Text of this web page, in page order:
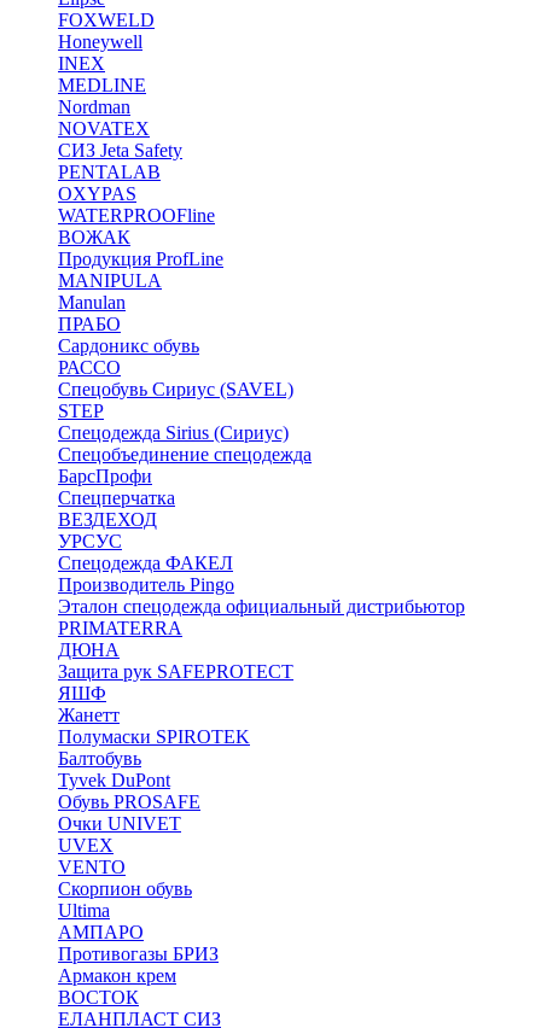
FOXWELD
Honeywell
INEX
MEDLINE
Nordman
NOVATEX
СИЗ Jeta Safety
PENTALAB
OXYPAS
WATERPROOFline
ВОЖАК
Продукция ProfLine
MANIPULA
Manulan
ПРАБО
Сардоникс обувь
РАССО
Спецобувь Сириус (SAVEL)
STEP
Спецодежда Sirius (Сириус)
Спецобъединение спецодежда
БарсПрофи
Спецперчатка
ВЕЗДЕХОД
УРСУС
Спецодежда ФАКЕЛ
Производитель Pingo
Эталон спецодежда официальный дистрибьютор
PRIMATERRA
ДЮНА
Защита рук SAFEPROTECT
ЯШФ
Жанетт
Полумаски SPIROTEK
Балтобувь
Tyvek DuPont
Обувь PROSAFE
Очки UNIVET
UVEX
VENTO
Скорпион обувь
Ultima
АМПАРО
Противогазы БРИЗ
Армакон крем
ВОСТОК
ЕЛАНПЛАСТ СИЗ